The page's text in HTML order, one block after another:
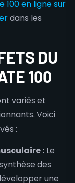
en ligne sur
dans les
DU
100
variés et
Voici
:
: Le
des
une